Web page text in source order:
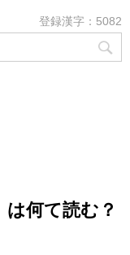
登録漢字：5082
何て読む？